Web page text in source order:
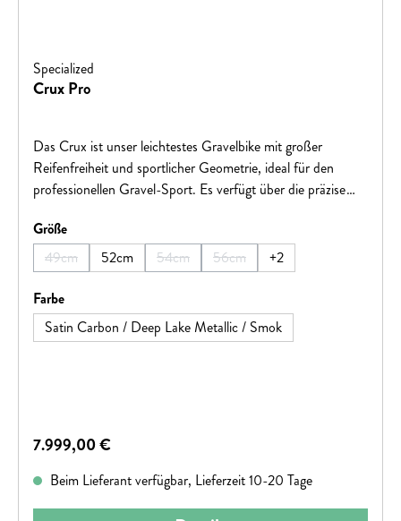
Specialized
Crux Pro
Das Crux ist unser leichtestes Gravelbike mit großer
Reifenfreiheit und sportlicher Geometrie, ideal für den
professionellen Gravel-Sport. Es verfügt über die präzise
Scheibenbremsen, Terra CL Laufräder und Pathfinder Pro
2Bliss Ready Reifen. Der S-Works Rahmen wiegt 725 g,
der FACT 10r Carbon Rahmen 825 g. Das Crux bietet 2,1
Zoll Reifenfreiheit bei 650B und 47C bei 700C, was
vielseitige Einsatzmöglichkeiten schafft. Es ist leichtfüßig,
verspielt und direkt, mit einer auf Performance
Größeauswählen
49cm
(Diese Option ist zurzeit nicht verfügbar.)
52cm 54cm
(Diese Option ist zurzeit nicht verfügbar.)
56cm
(Diese Option ist zurzeit nicht
+2
Farbeauswählen
Satin Carbon / Deep Lake Metallic / Smok
Regulärer Preis:
7.999,00 €
Beim Lieferant verfügbar, Lieferzeit 10-20 Tage